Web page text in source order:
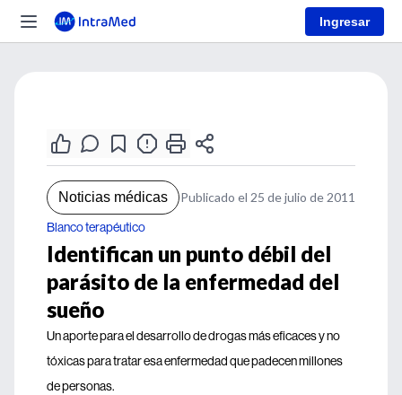
Ingresar
Noticias médicas Publicado el 25 de julio de 2011
Blanco terapéutico
Identifican un punto débil del
parásito de la enfermedad del
sueño
Un aporte para el desarrollo de drogas más eficaces y no
tóxicas para tratar esa enfermedad que padecen millones
de personas.